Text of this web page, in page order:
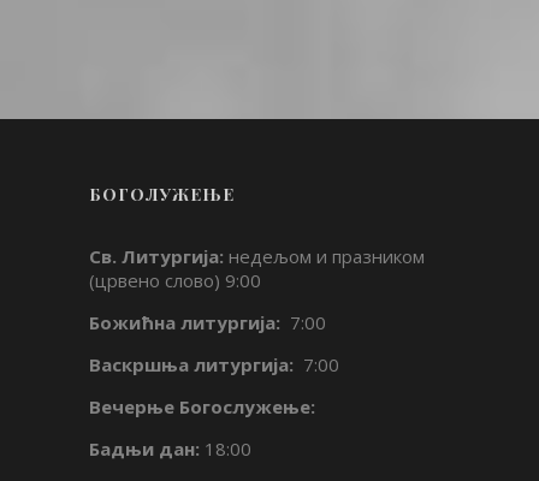
БОГОЛУЖЕЊЕ
Св. Литургија: недељом и празником
(црвено слово) 9:00
Божићна литургија: 7:00
Васкршња литургија: 7:00
Вечерње Богослужење:
Бадњи дан: 18:00